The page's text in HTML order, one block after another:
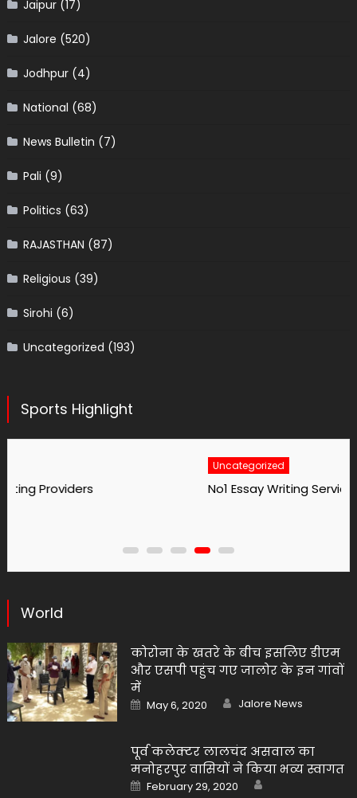
Jaipur(17)
Jalore (520)
Jodhpur(4)
National (68)
News Bulletin (7)
Pali (9)
Politics (63)
RAJASTHAN (87)
Religious (39)
Sirohi (6)
Uncategorized (193)
Sports Highlight
No1 Essay Writing Service Grabmyessay Com
World
कोरोना के खतरे के बीच इसलिए डीएम
और एसपी पहुंच गए जालोर के इन गांवों
में
Posted
on
May 6, 2020 Author
Jalore News
पूर्व कलेक्टर लालचंद असवाल का
मनोहरपुर वासियों ने किया भव्य स्वागत
Posted
on
February 29, 2020